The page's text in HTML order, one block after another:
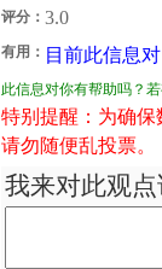
评分： 3.0
有用： 目前此信息对
此信息对你有帮助吗？
特别提醒：为确
请勿随便乱投票。
我来对此观